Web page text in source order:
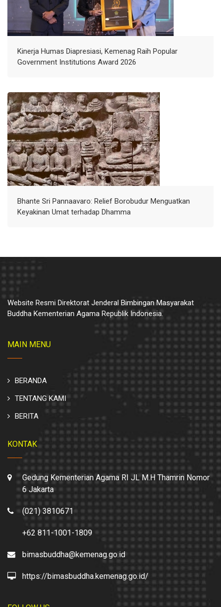
Kinerja Humas Diapresiasi, Kemenag Raih Popular
Government Institutions Award 2026
Bhante Sri Pannaavaro: Relief Borobudur Menguatkan
Keyakinan Umat terhadap Dhamma
Website Resmi Direktorat Jenderal Bimbingan Masyarakat
Buddha Kementerian Agama Republik Indonesia.
MAIN MENU
BERANDA
TENTANG KAMI
BERITA
KONTAK
Gedung Kementerian Agama RI JL M.H Thamrin Nomor
6 Jakarta
(021) 3810671
+62 811-1001-1809
bimasbuddha@kemenag.go.id
https://bimasbuddha.kemenag.go.id/